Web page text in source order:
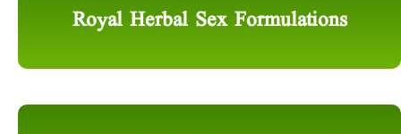
Royal Herbal Sex Formulations